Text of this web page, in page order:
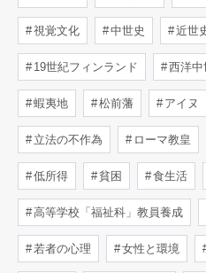
視覚文化 中世史 近世
19世紀フィンランド 西洋中
蝦夷地 松前藩 アイヌ
立法の不作為 ローマ教皇
低所得 貧困 食生活
高等学校「福祉科」教員養成
若者の心理 女性と環境